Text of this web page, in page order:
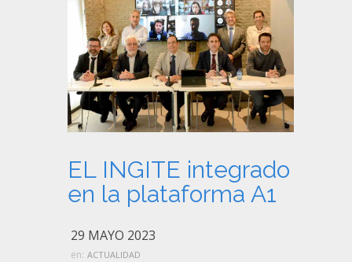
EL INGITE integrado
en la plataforma A1
29 MAYO 2023
en: ACTUALIDAD